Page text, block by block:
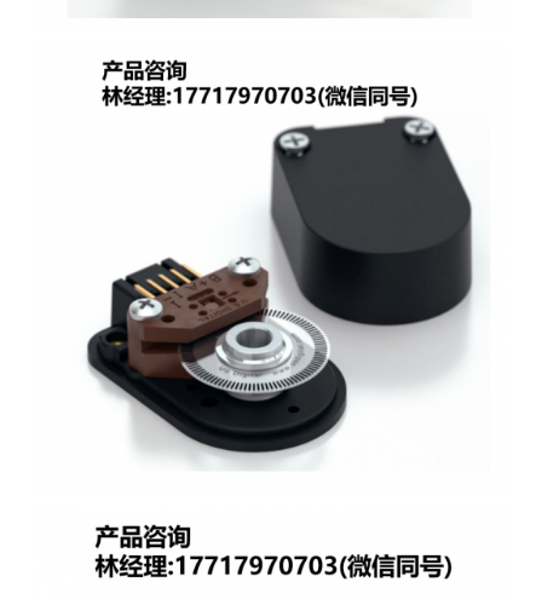
进口代理US DIGITAL EM1/EM2透射式光学编码
盘,HUBDISK-1/HUBDISK-2 1/2英寸旋转编码器码
盘,LIN 线性编码器刻度条
代理US DIGITAL编码器,E4T微型电机编码器,E5 电
机编码器,E2 电机编码器,E8T 微型电机编码器